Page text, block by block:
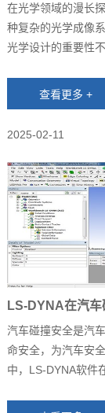
在光学领域的漫长
种复杂的光学成像
光学设计的重要性
2025-02-11
LS-DYNA在汽车
汽车碰撞安全是汽
命安全，为汽车安
中，LS-DYNA软件